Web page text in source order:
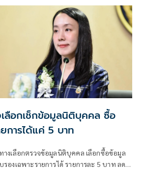
ลือกเช็กข้อมูลนิติบุคคล ซื้อ
ยการได้แค่ 5 บาท
างเลือกตรวจข้อมูลนิติบุคคล เลือกซื้อข้อมูล
องเฉพาะรายการได้ รายการละ 5 บาท ลด